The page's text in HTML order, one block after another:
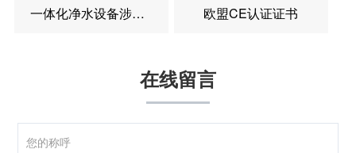
一体化净水设备涉水卫生许可批件 欧盟CE认证证书
在线留言